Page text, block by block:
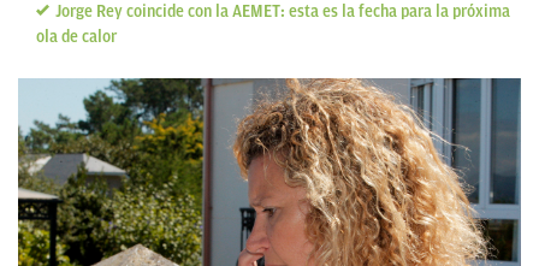
Jorge Rey coincide con la AEMET: esta es la fecha para la próxima
ola de calor